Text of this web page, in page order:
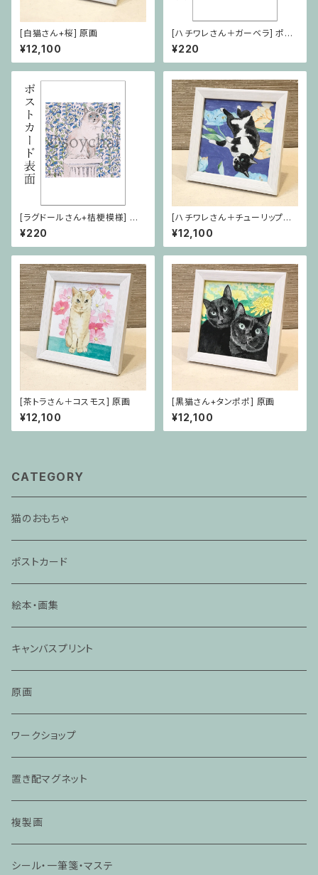
[白猫さん+桜] 原画
¥12,100
[ハチワレさん＋ガーベラ] ポス
トカード
¥220
[ラグドールさん+桔梗模様] ポ
ストカード
¥220
[ハチワレさん＋チューリップ柄]
原画
¥12,100
[茶トラさん＋コスモス] 原画
¥12,100
[黒猫さん+タンポポ] 原画
¥12,100
CATEGORY
猫のおもちゃ
ポストカード
絵本・画集
キャンバスプリント
原画
ワークショップ
置き配マグネット
複製画
シール・一筆箋・マステ